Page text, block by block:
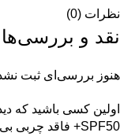
نظرات (0)
نقد و بررسی‌ها
هنوز بررسی‌ای ثبت
اولین کسی باشید که
SPF50+ فاقد چربی بی رنگ 50ML – مای”